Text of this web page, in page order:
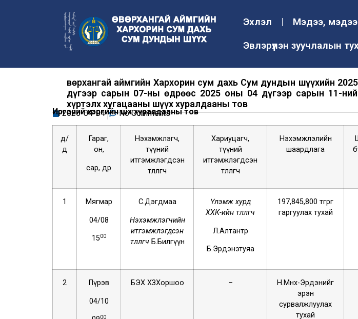
Эхлэл Мэдээ,
Эвлэрүүлэн зуучлалын
Өвөрхангай аймгийн Хархорин сум дахь Сум дундын шүүхийн
дүгээр сарын 07-ны өдрөөс 2025 оны 04 дүгээр сарын 11-
хүртэлх хугацааны шүүх хуралдааны тов
2025-04-04 No Comments
Иргэний хэргийн шүүх хуралдааны тов
д/
д
Гараг,
он,
сар, өдөр
Нэхэмжлэгч,
түүний
итгэмжлэгдсэн
төлөөлөгч
Хариуцагч,
түүний
итгэмжлэгдсэн
төлөөлөгч
Нэхэмжлэлийн
шаардлага
1 Мягмар
04/08
1500
С.Дэгдмаа
Нэхэмжлэгчийн
итгэмжлэгдсэн
төлөөлөгч Б.Билгүүн
Үлэмж хурд
ХХК-ийн төлөөлөгч
Л.Алтантөр
Б.Эрдэнэтуяа
197,845,800 төгрөг
гаргуулах тухай
2 Пүрэв
04/10
00
БЭХ ХЗХоршоо –
Н.Мөнх-Эрдэнийг
эрэн
сурвалжлуулах
тухай